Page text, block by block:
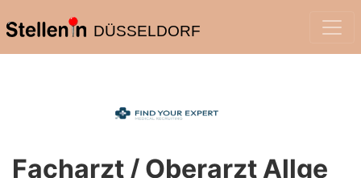
DÜSSELDORF
Facharzt / Oberarzt Allge